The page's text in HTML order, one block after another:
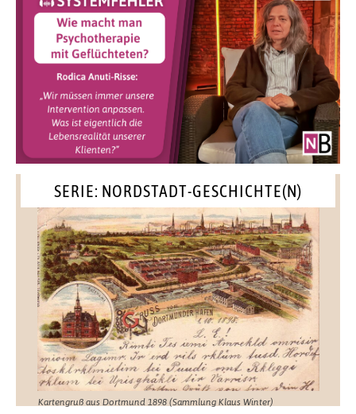
SERIE: NORDSTADT-GESCHICHTE(N)
Kartengruß aus Dortmund 1898 (Sammlung Klaus Winter)